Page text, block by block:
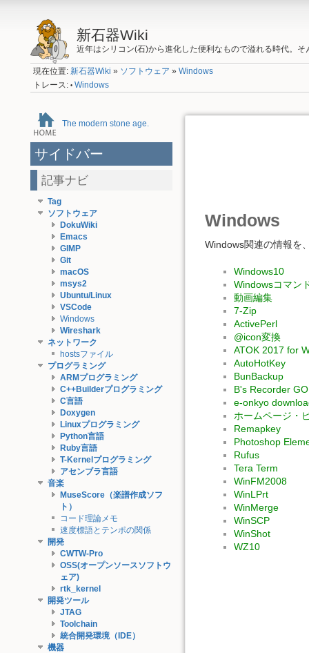
新石器Wiki
近年はシリコン(石)から進化した便利なもので溢れる時代。
現在位置:新石器Wiki » ソフトウェア »Windows
トレース: • Windows
The modern stone age.
サイドバー
記事ナビ
Tag
ソフトウェア
DokuWiki
Emacs
GIMP
Git
macOS
msys2
Ubuntu/Linux
VSCode
Windows
Wireshark
ネットワーク
hostsファイル
プログラミング
ARMプログラミング
C++Builderプログラミング
C言語
Doxygen
Linuxプログラミング
Python言語
Ruby言語
T-Kernelプログラミング
アセンブラ言語
音楽
MuseScore（楽譜作成ソフ
ト）
コード理論メモ
速度標語とテンポの関係
開発
CWTW-Pro
OSS(オープンソースソフトウ
ェア)
rtk_kernel
開発ツール
JTAG
Toolchain
統合開発環境（IDE）
機器
Windows
Windows関連の情報を
Windows10
Windowsコマン
動画編集
7-Zip
ActivePerl
@icon変換
ATOK 2017 for
AutoHotKey
BunBackup
B's Recorder
e-onkyo
ホームページ・
Remapkey
Photoshop
Rufus
Tera Term
WinFM2008
WinLPrt
WinMerge
WinSCP
WinShot
WZ10